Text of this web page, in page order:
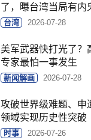
了，曝台湾当局有内
台湾 2026-07-28
美军武器快打光了？
专家最怕一事发生
新闻解画 2026-07-28
攻破世界级难题、申
领域实现历史性突破
时事 2026-07-26